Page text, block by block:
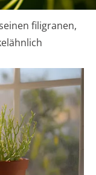
filigranen,